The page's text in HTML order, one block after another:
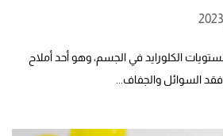
الكلورايد في الجسم، وهو أحد أملاح
السوائل والجفاف...